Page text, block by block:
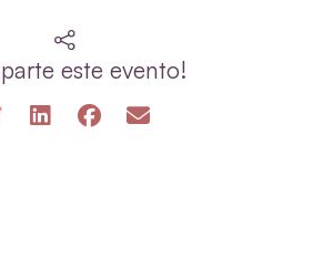
este evento!